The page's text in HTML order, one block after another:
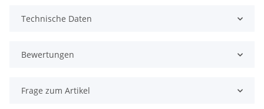
Technische Daten
Bewertungen
Frage zum Artikel